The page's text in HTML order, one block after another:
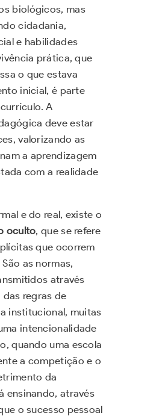
biológicos, mas
cidadania,
e habilidades
prática, que
o que estava
inicial, é parte
A
deve estar
valorizando as
a aprendizagem
com a realidade
e do real, existe o
oculto, que se refere
que ocorrem
as normas,
através
regras de
institucional, muitas
intencionalidade
quando uma escola
a competição e o
da
ensinando, através
o sucesso pessoal